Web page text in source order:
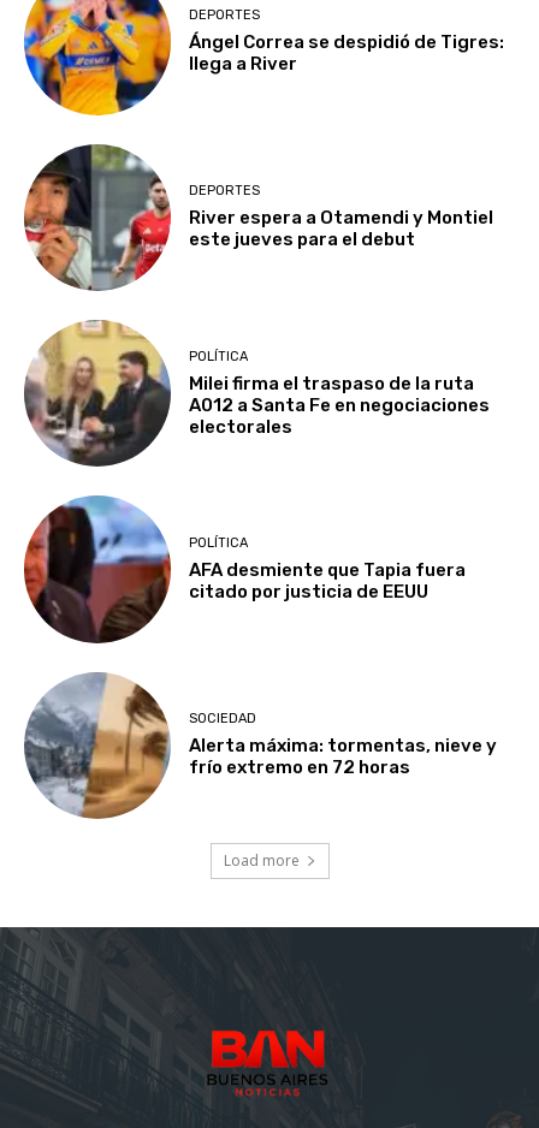
DEPORTES
Ángel Correa se despidió de Tigres:
llega a River
DEPORTES
River espera a Otamendi y Montiel
este jueves para el debut
POLÍTICA
Milei firma el traspaso de la ruta
A012 a Santa Fe en negociaciones
electorales
POLÍTICA
AFA desmiente que Tapia fuera
citado por justicia de EEUU
SOCIEDAD
Alerta máxima: tormentas, nieve y
frío extremo en 72 horas
Load more